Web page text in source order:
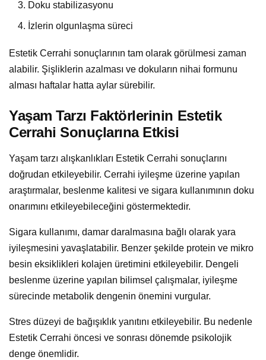
Doku stabilizasyonu
İzlerin olgunlaşma süreci
Estetik Cerrahi sonuçlarının tam olarak görülmesi zaman
alabilir. Şişliklerin azalması ve dokuların nihai formunu
alması haftalar hatta aylar sürebilir.
Yaşam Tarzı Faktörlerinin Estetik
Cerrahi Sonuçlarına Etkisi
Yaşam tarzı alışkanlıkları Estetik Cerrahi sonuçlarını
doğrudan etkileyebilir. Cerrahi iyileşme üzerine yapılan
araştırmalar, beslenme kalitesi ve sigara kullanımının doku
onarımını etkileyebileceğini göstermektedir.
Sigara kullanımı, damar daralmasına bağlı olarak yara
iyileşmesini yavaşlatabilir. Benzer şekilde protein ve mikro
besin eksiklikleri kolajen üretimini etkileyebilir. Dengeli
beslenme üzerine yapılan bilimsel çalışmalar, iyileşme
sürecinde metabolik dengenin önemini vurgular.
Stres düzeyi de bağışıklık yanıtını etkileyebilir. Bu nedenle
Estetik Cerrahi öncesi ve sonrası dönemde psikolojik
denge önemlidir.